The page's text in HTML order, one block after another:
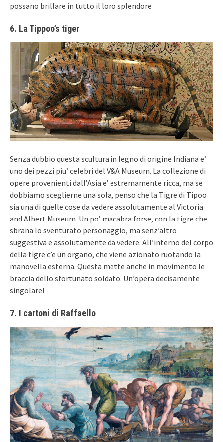
possano brillare in tutto il loro splendore
6. La Tippoo’s tiger
Senza dubbio questa scultura in legno di origine Indiana e’
uno dei pezzi piu’ celebri del V&A Museum. La collezione di
opere provenienti dall’Asia e’ estremamente ricca, ma se
dobbiamo sceglierne una sola, penso che la Tigre di Tipoo
sia una di quelle cose da vedere assolutamente al Victoria
and Albert Museum. Un po’ macabra forse, con la tigre che
sbrana lo sventurato personaggio, ma senz’altro
suggestiva e assolutamente da vedere. All’interno del corpo
della tigre c’e un organo, che viene azionato ruotando la
manovella esterna. Questa mette anche in movimento le
braccia dello sfortunato soldato. Un’opera decisamente
singolare!
7. I cartoni di Raffaello